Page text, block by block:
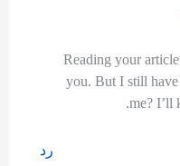
Reading your
you. But I still
me? I’ll
رد